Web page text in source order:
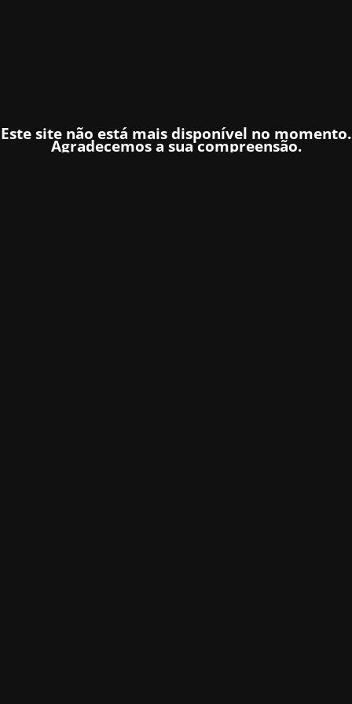
Este site não está mais disponível no momento.
Agradecemos a sua compreensão.